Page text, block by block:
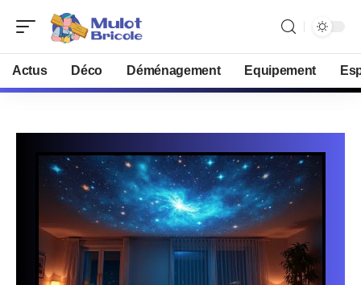
Actus Déco Déménagement Equipement